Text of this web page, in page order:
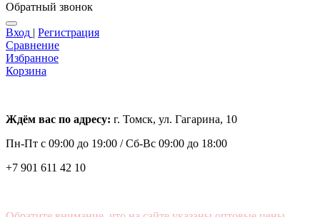
Обратный звонок
Вход | Регистрация
Сравнение
Избранное
Корзина
Ждём вас по адресу: г. Томск, ул. Гагарина, 10
Пн-Пт с 09:00 до 19:00 /Сб-Вс 09:00 до 18:00
+7 901 611 42 10